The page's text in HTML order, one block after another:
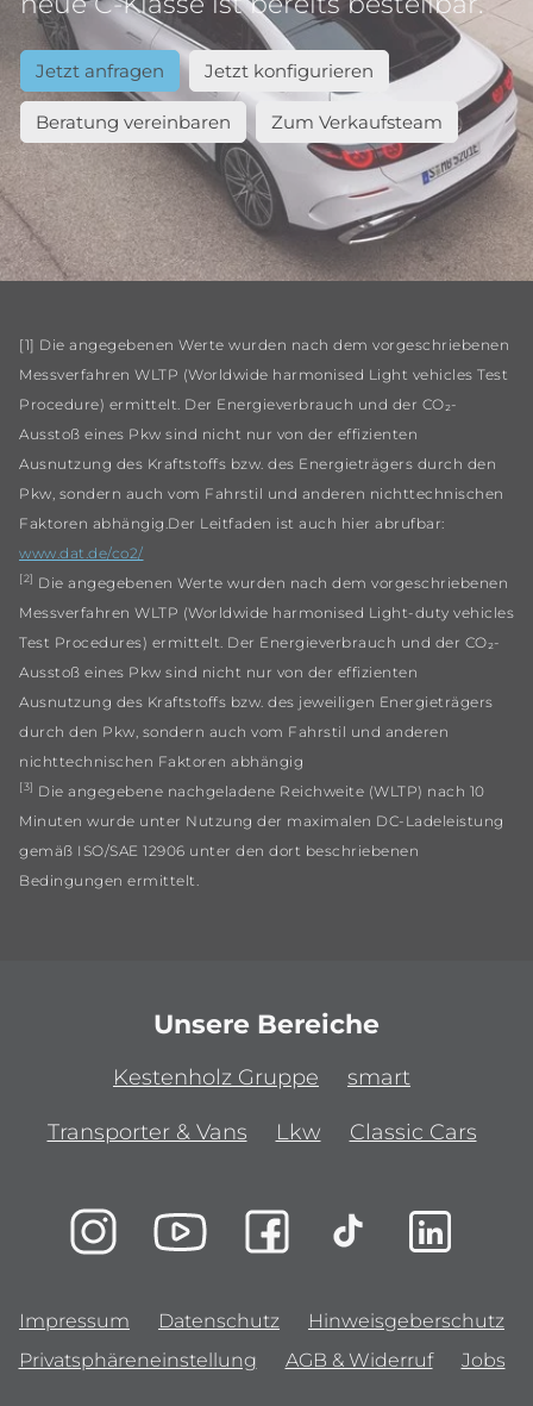
Jetzt anfragen Jetzt konfigurieren
Beratung vereinbaren Zum Verkaufsteam
[1] Die angegebenen Werte wurden nach dem vorgeschriebenen
Messverfahren WLTP (Worldwide harmonised Light vehicles Test
Procedure) ermittelt. Der Energieverbrauch und der CO₂-
Ausstoß eines Pkw sind nicht nur von der effizienten
Ausnutzung des Kraftstoffs bzw. des Energieträgers durch den
Pkw, sondern auch vom Fahrstil und anderen nichttechnischen
Faktoren abhängig.Der Leitfaden ist auch hier abrufbar:
www.dat.de/co2/
[2]
Die angegebenen Werte wurden nach dem vorgeschriebenen
Messverfahren WLTP (Worldwide harmonised Light-duty vehicles
Test Procedures) ermittelt. Der Energieverbrauch und der CO₂-
Ausstoß eines Pkw sind nicht nur von der effizienten
Ausnutzung des Kraftstoffs bzw. des jeweiligen Energieträgers
durch den Pkw, sondern auch vom Fahrstil und anderen
nichttechnischen Faktoren abhängig
[3]
Die angegebene nachgeladene Reichweite (WLTP) nach 10
Minuten wurde unter Nutzung der maximalen DC-Ladeleistung
gemäß ISO/SAE 12906 unter den dort beschriebenen
Bedingungen ermittelt.
Unsere Bereiche
Kestenholz Gruppe smart
Transporter & Vans Lkw Classic Cars
Impressum Datenschutz
Hinweisgeberschutz
Privatsphäreneinstellung
AGB & Widerruf Jobs